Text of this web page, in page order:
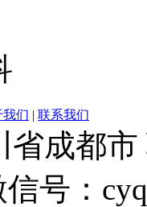
我们 | 联系我们
成都市
号：